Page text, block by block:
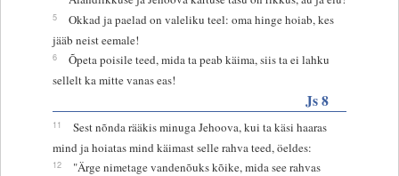
5
Okkad ja paelad on valeliku teel: oma hinge hoiab, kes
jääb neist eemale!
6
Õpeta poisile teed, mida ta peab käima, siis ta ei lahku
sellelt ka mitte vanas eas!
Js 8
11
Sest nõnda rääkis minuga Jehoova, kui ta käsi haaras
mind ja hoiatas mind käimast selle rahva teed, öeldes:
12
"Ärge nimetage vandenõuks kõike, mida see rahvas